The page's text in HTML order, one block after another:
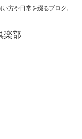
方や日常を綴るブログ。
楽部